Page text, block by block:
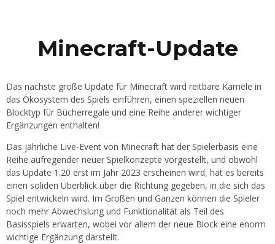
Minecraft-Update
Das nächste große Update für Minecraft wird reitbare Kamele in
das Ökosystem des Spiels einführen, einen speziellen neuen
Blocktyp für Bücherregale und eine Reihe anderer wichtiger
Ergänzungen enthalten!
Das jährliche Live-Event von Minecraft hat der Spielerbasis eine
Reihe aufregender neuer Spielkonzepte vorgestellt, und obwohl
das Update 1.20 erst im Jahr 2023 erscheinen wird, hat es bereits
einen soliden Überblick über die Richtung gegeben, in die sich das
Spiel entwickeln wird. Im Großen und Ganzen können die Spieler
noch mehr Abwechslung und Funktionalität als Teil des
Basisspiels erwarten, wobei vor allem der neue Block eine enorm
wichtige Ergänzung darstellt.